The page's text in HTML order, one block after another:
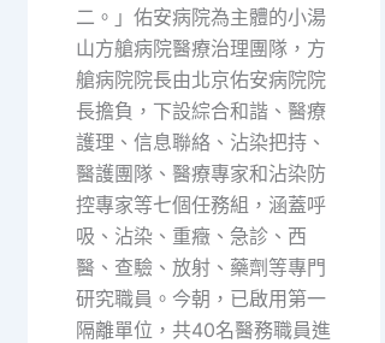
二。」佑安病院為主體的小湯
山方艙病院醫療治理團隊，方
艙病院院長由北京佑安病院院
長擔負，下設綜合和諧、醫療
護理、信息聯絡、沾染把持、
醫護團隊、醫療專家和沾染防
控專家等七個任務組，涵蓋呼
吸、沾染、重癥、急診、西
醫、查驗、放射、藥劑等專門
研究職員。今朝，已啟用第一
隔離單位，共40名醫務職員進